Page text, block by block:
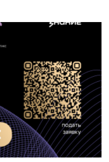
нашей дружной семье уже